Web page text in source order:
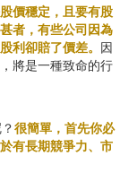
價穩定，且要有股
者，有些公司因為
利卻賠了價差。 因
將是一種致命的行
很簡單，首先你必
有長期競爭力、市